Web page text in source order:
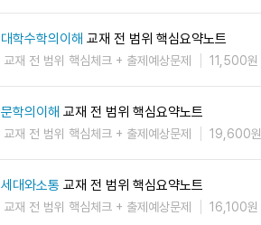
대학수학의이해 교재 전 범위 핵심요약노트
교재 전 범위 핵심체크 + 출제예상문제 11,500원
문학의이해 교재 전 범위 핵심요약노트
교재 전 범위 핵심체크 + 출제예상문제 19,600원
세대와소통 교재 전 범위 핵심요약노트
교재 전 범위 핵심체크 + 출제예상문제 16,100원